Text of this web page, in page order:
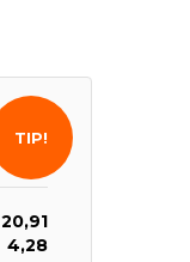
20,91
4,28
TIP!